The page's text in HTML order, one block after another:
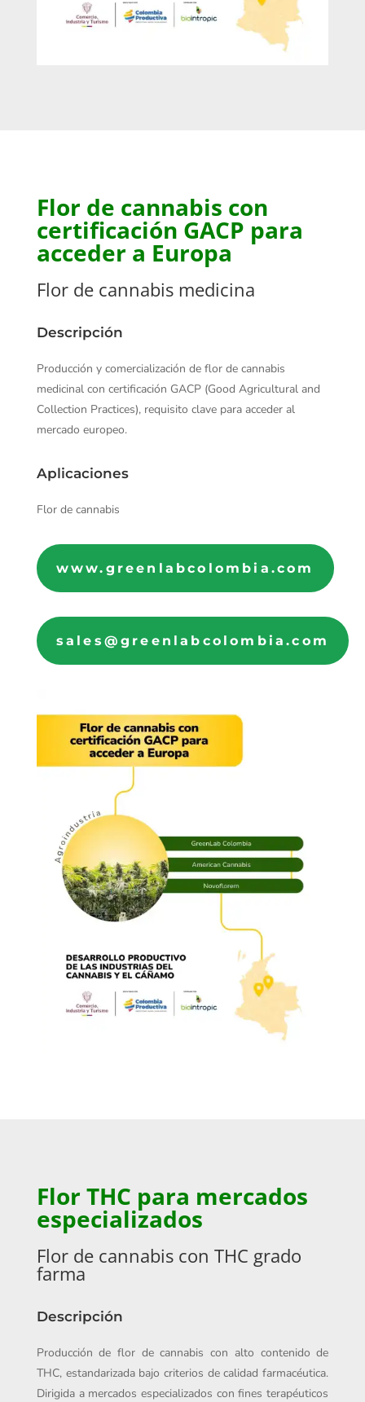
Flor de cannabis con
certificación GACP para
acceder a Europa
Flor de cannabis medicina
Descripción
Producción y comercialización de flor de cannabis
medicinal con certificación GACP (Good Agricultural and
Collection Practices), requisito clave para acceder al
mercado europeo.
Aplicaciones
Flor de cannabis
www.greenlabcolombia.com
sales@greenlabcolombia.com
Flor THC para mercados
especializados
Flor de cannabis con THC grado
farma
Descripción
Producción de flor de cannabis con alto contenido de
THC, estandarizada bajo criterios de calidad farmacéutica.
Dirigida a mercados especializados con fines terapéuticos